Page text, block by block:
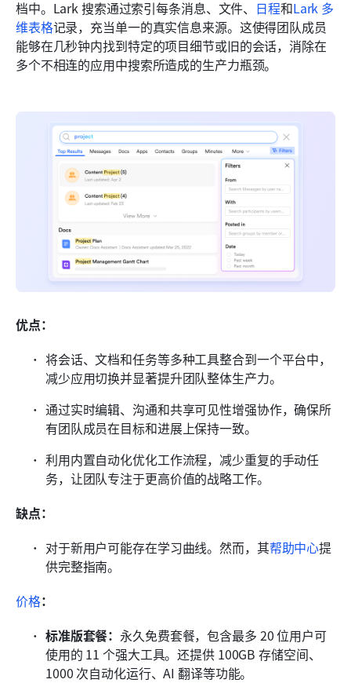
档中。Lark 搜索通过索引每条消息、文件、 日程和Lark 多
维表格记录，充当单一的真实信息来源。这使得团队成员
能够在几秒钟内找到特定的项目细节或旧的会话，消除在
多个不相连的应用中搜索所造成的生产力瓶颈。
优点：
将会话、文档和任务等多种工具整合到一个平台中，
减少应用切换并显著提升团队整体生产力。
通过实时编辑、沟通和共享可见性增强协作，确保所
有团队成员在目标和进展上保持一致。
利用内置自动化优化工作流程，减少重复的手动任
务，让团队专注于更高价值的战略工作。
缺点：
对于新用户可能存在学习曲线。然而，其帮助中心提
供完整指南。
价格：
标准版套餐： 永久免费套餐，包含最多 20 位用户可
使用的 11 个强大工具。还提供 100GB 存储空间、
1000 次自动化运行、AI 翻译等功能。